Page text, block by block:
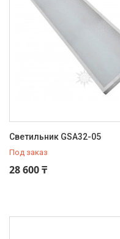
АСТЗ
NLCO
БАКТЕРИЦИДНЫЕ
Декоративное
Светильник GSA32-05
Под заказ
28 600 ₸